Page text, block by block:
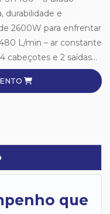
durabilidade e
2600W para enfrentar
L/min – ar constante
cabeçotes e 2 saídas...
que